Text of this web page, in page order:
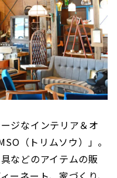
ジなインテリア＆オ
（トリムソウ）」。
などのアイテムの販